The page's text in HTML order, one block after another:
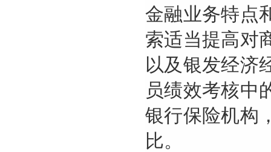
金融业务特点
索适当提高对
以及银发经济
员绩效考核中
银行保险机构
比。